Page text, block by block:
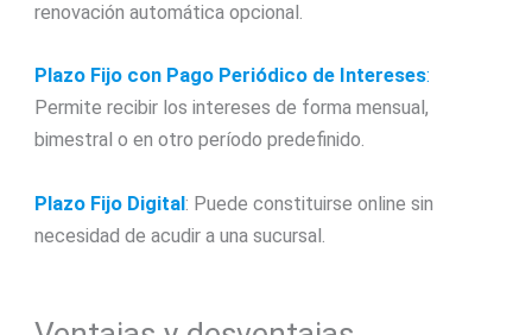
renovación automática opcional.
Plazo Fijo con Pago Periódico de Intereses:
Permite recibir los intereses de forma mensual,
bimestral o en otro período predefinido.
Plazo Fijo Digital: Puede constituirse online sin
necesidad de acudir a una sucursal.